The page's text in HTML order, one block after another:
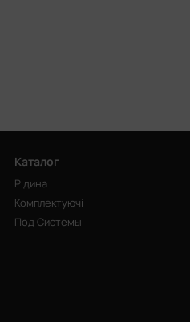
Каталог
Рідина
Комплектуючі
Под Системы